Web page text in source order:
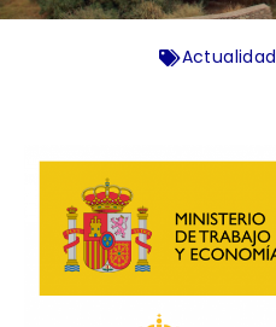
Actualidad